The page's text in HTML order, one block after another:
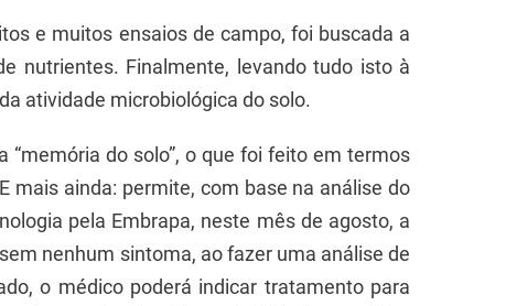
e muitos ensaios de campo, foi buscada a
nutrientes. Finalmente, levando tudo isto à
atividade microbiológica do solo.
do solo”, o que foi feito em termos
mais ainda: permite, com base na análise do
pela Embrapa, neste mês de agosto, a
nenhum sintoma, ao fazer uma análise de
o médico poderá indicar tratamento para